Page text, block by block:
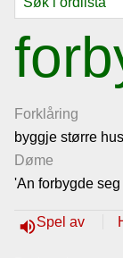
Forklåring
byggje større
Døme
'An forbygde
volume_upSpel av
Ordliste
Om
vallemålet
Gjestebok
Nyhende